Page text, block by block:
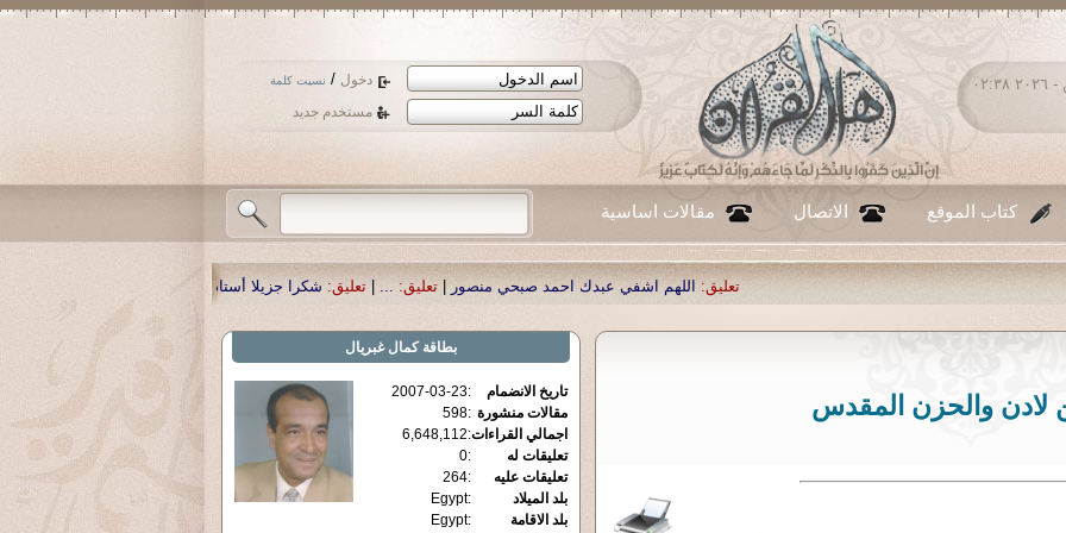
دخول / نسيت كلمة
مستخدم جديد
الجمعة ٠٧ - أغسطس - ٢٠٢٦ ٠٢:٣٨
كتاب الموقع الاتصال مقالات اساسية
اللهم اشفي عبدك احمد صبحي منصور|تعليق: ...
|تعليق: شكرا جزيلا أستاذ حمد الحمد .أكرمكم الله .
لادن والحزن المقدس
بطاقةكمال غبريال
تاريخ الانضمام :
2007-03-23
مقالات منشورة :
598
اجمالي القراءات:
6,648,112
تعليقات له
:
0
تعليقات عليه
:
264
بلد الميلاد
:
Egypt
بلد الاقامة
:
Egypt